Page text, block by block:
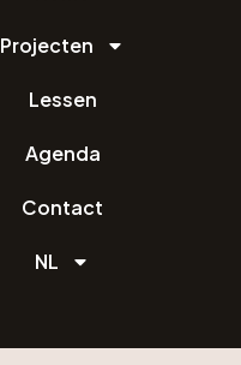
Projecten
Lessen
Agenda
Contact
NL